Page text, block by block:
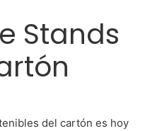
Stands
del cartón es hoy